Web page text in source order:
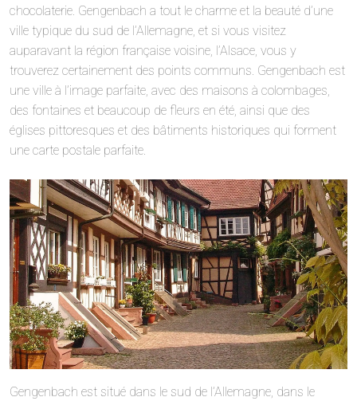
chocolaterie. Gengenbach a tout le charme et la beauté d’une
ville typique du sud de l’Allemagne, et si vous visitez
auparavant la région française voisine, l’Alsace, vous y
trouverez certainement des points communs. Gengenbach est
une ville à l’image parfaite, avec des maisons à colombages,
des fontaines et beaucoup de fleurs en été, ainsi que des
églises pittoresques et des bâtiments historiques qui forment
une carte postale parfaite.
Gengenbach est situé dans le sud de l’Allemagne, dans le